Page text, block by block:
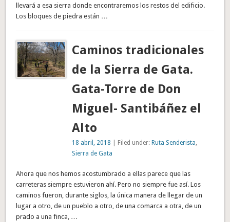
llevará a esa sierra donde encontraremos los restos del edificio.
Los bloques de piedra están …
Caminos tradicionales
de la Sierra de Gata.
Gata-Torre de Don
Miguel- Santibáñez el
Alto
18 abril, 2018 | Filed under: Ruta Senderista,
Sierra de Gata
Ahora que nos hemos acostumbrado a ellas parece que las
carreteras siempre estuvieron ahí. Pero no siempre fue así. Los
caminos fueron, durante siglos, la única manera de llegar de un
lugar a otro, de un pueblo a otro, de una comarca a otra, de un
prado a una finca, …